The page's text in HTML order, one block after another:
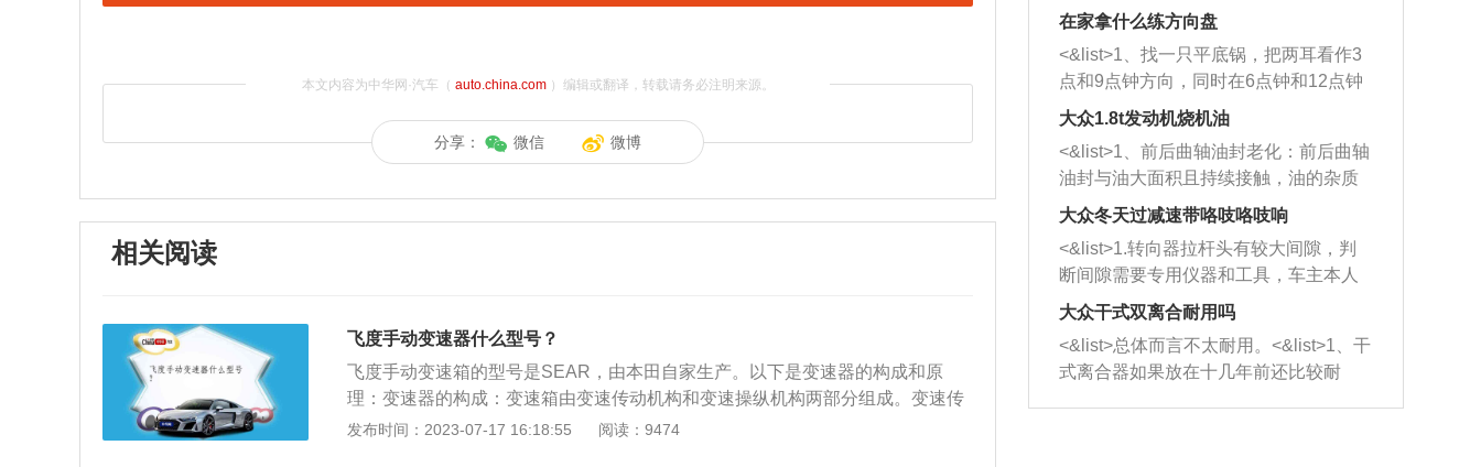
本文内容为中华网·汽车（ auto.china.com）编辑或翻译，转载请务必注明来源。
分享： 微信 微博
相关阅读
飞度手动变速器什么型号？
飞度手动变速箱的型号是SEAR，由本田自家生产。以下是变速器的构成和原
理：变速器的构成：变速箱由变速传动机构和变速操纵机构两部分组成。变速传
动机构的主要作用是改变转矩和转速的数值和方向；操纵机构的主要作用是控制
发布时间：2023-07-17 16:18:55 阅读：9474
者是细棍，直接将杂物给取出来，如果
堵塞情况比较严重，也可以采取应急措
施。 <&list>2、直接利用木棍将所有的
杂物推到排气管里面的位置处，然后将
三元催化器拆解开，就可以将堵塞的东
西取出来。但如果是因为积碳过多引起
的堵塞，就需要将三元催化器泡在草酸
洗剂对堵塞的情况得到解决，将清洗剂
放在燃油箱中，与燃油混合后，车辆启
动时，就可以和汽油一起进入到燃烧
室，最后形成废气排出，就可以让三元
催化器得到清洗，排气管堵塞的情况就
能够得到解决。
在家拿什么练方向盘
<&list>1、找一只平底锅，把两耳看作3
点和9点钟方向，同时在6点钟和12点钟
方向做一个标记。 <&list>2、双手握住
一圈半的练习，往右同样也要打相同的
圈数。 <&list>3、最后强调要反复练
习，这样就可以形成肌肉记忆，在真实
驾驶车辆时，不需要记忆也能打好方
向。
大众1.8t发动机烧机油
<&list>1、前后曲轴油封老化：前后曲轴
油封与油大面积且持续接触，油的杂质
和发动机内持续温度变化使其密封效果
逐渐减弱，导致渗油或漏油。<&list>2、
活塞间隙过大：积碳会使活塞环与缸体
的间隙扩大，导致机油流入燃烧室中，
造成烧机油。<&list>3、机油粘度。使用
机油粘度过小的话，同样会有烧机油现
象，机油粘度过小具有很好的流动性，
大众冬天过减速带咯吱咯吱响
<&list>1.转向器拉杆头有较大间隙，判
断间隙需要专用仪器和工具，车主本人
无法制作，需要将车辆送到修理厂或4s
店；<&list>2.车辆半轴套管防尘罩破
裂，破裂后会出现漏油现象，使半轴磨
损严重，磨损的半轴容易损坏，产生异
响；<&list>3.稳定器的转向胶套和球头
大众干式双离合耐用吗
<&list>总体而言不太耐用。<&list>1、干
式离合器如果放在十几年前还比较耐